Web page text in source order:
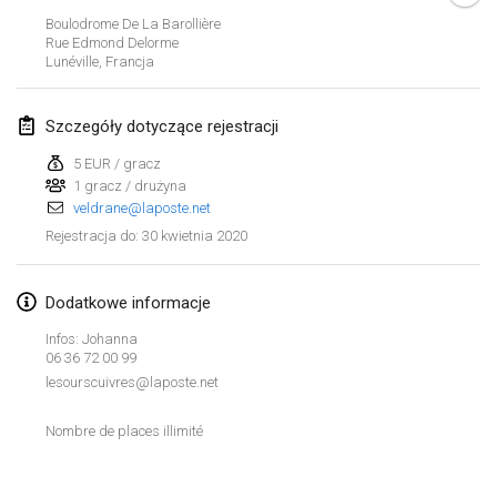
Lista widoku
Boulodrome De La Barollière
Rue Edmond Delorme
Lunéville, Francja
Szczegóły dotyczące rejestracji
5 EUR / gracz
1 gracz / drużyna
veldrane@laposte.net
Rejestracja do: 30 kwietnia 2020
Dodatkowe informacje
Infos: Johanna
06 36 72 00 99
lesourscuivres@laposte.net
Nombre de places illimité
Tournoi d'Hiver
Tournoi de Mölkky - Lesfous Dubâtonvaigeois
25 sty 2020|
1 lut 2020|Belgia
Möl'Krêpes
1 lut 2020|Francja
Liekki Cup